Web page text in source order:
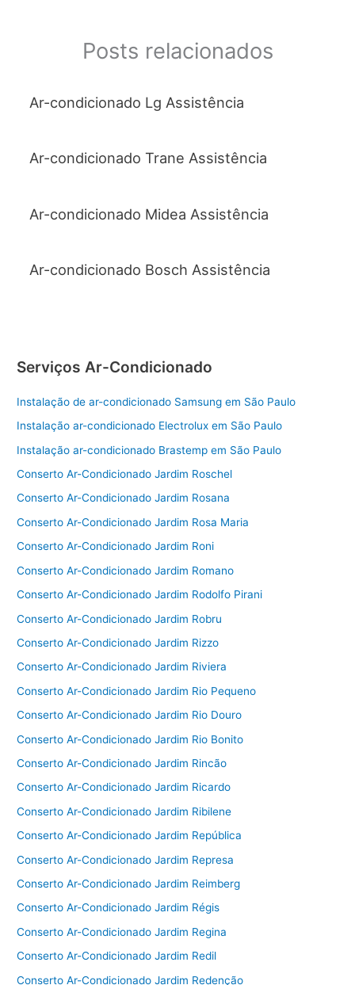
Posts relacionados
Ar-condicionado Lg Assistência
Ar-condicionado Trane Assistência
Ar-condicionado Midea Assistência
Ar-condicionado Bosch Assistência
Serviços Ar-Condicionado
Instalação de ar-condicionado Samsung em São Paulo
Instalação ar-condicionado Electrolux em São Paulo
Instalação ar-condicionado Brastemp em São Paulo
Conserto Ar-Condicionado Jardim Roschel
Conserto Ar-Condicionado Jardim Rosana
Conserto Ar-Condicionado Jardim Rosa Maria
Conserto Ar-Condicionado Jardim Roni
Conserto Ar-Condicionado Jardim Romano
Conserto Ar-Condicionado Jardim Rodolfo Pirani
Conserto Ar-Condicionado Jardim Robru
Conserto Ar-Condicionado Jardim Rizzo
Conserto Ar-Condicionado Jardim Riviera
Conserto Ar-Condicionado Jardim Rio Pequeno
Conserto Ar-Condicionado Jardim Rio Douro
Conserto Ar-Condicionado Jardim Rio Bonito
Conserto Ar-Condicionado Jardim Rincão
Conserto Ar-Condicionado Jardim Ricardo
Conserto Ar-Condicionado Jardim Ribilene
Conserto Ar-Condicionado Jardim República
Conserto Ar-Condicionado Jardim Represa
Conserto Ar-Condicionado Jardim Reimberg
Conserto Ar-Condicionado Jardim Régis
Conserto Ar-Condicionado Jardim Regina
Conserto Ar-Condicionado Jardim Redil
Conserto Ar-Condicionado Jardim Redenção